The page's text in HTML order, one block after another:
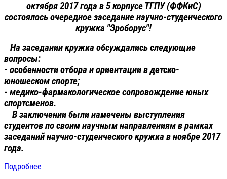
октября 2017 года в 5 корпусе ТГПУ (ФФКиС)
состоялось очередное заседание научно-студенческого
кружка "Эроборус"!
На заседании кружка обсуждались следующие
вопросы:
- особенности отбора и ориентации в детско-
юношеском спорте;
- медико-фармакологическое сопровождение юных
спортсменов.
В заключении были намечены выступления
студентов по своим научным направлениям в рамках
заседаний научно-студенческого кружка в ноябре 2017
года.
Подробнее